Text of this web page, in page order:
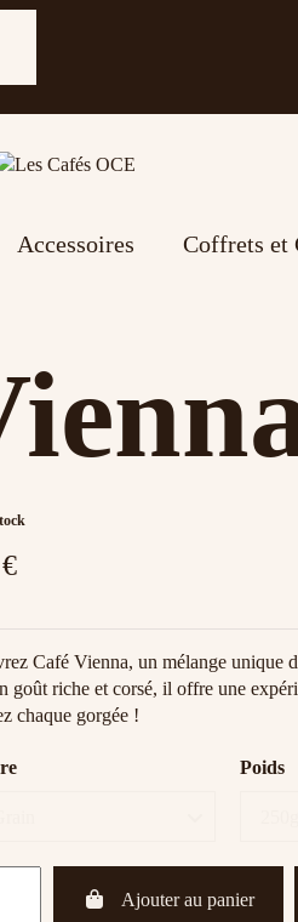
Accessoires Coffrets et
Café Vienna, un mélange unique
goût riche et corsé, il offre une
chaque gorgée !
Poids
Ajouter au panier